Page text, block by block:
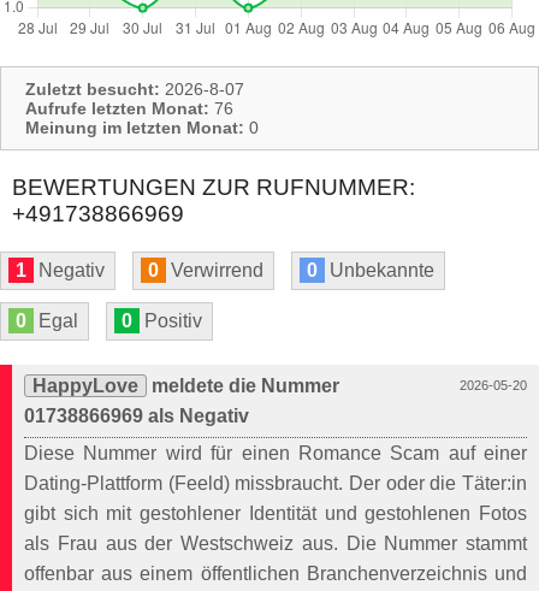
Zuletzt besucht: 2026-8-07
Aufrufe letzten Monat: 76
Meinung im letzten Monat: 0
BEWERTUNGEN ZUR RUFNUMMER:
+491738866969
1 Negativ 0 Verwirrend 0 Unbekannte
0 Egal 0 Positiv
2026-05-20
HappyLove
meldete die Nummer
01738866969 als Negativ
Diese Nummer wird für einen Romance Scam auf einer
Dating-Plattform (Feeld) missbraucht. Der oder die Täter:in
gibt sich mit gestohlener Identität und gestohlenen Fotos
als Frau aus der Westschweiz aus. Die Nummer stammt
offenbar aus einem öffentlichen Branchenverzeichnis und